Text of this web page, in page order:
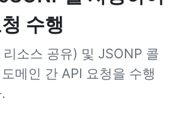
수행
리소스 공유) 및 JSONP 콜
메인 간 API 요청을 수행